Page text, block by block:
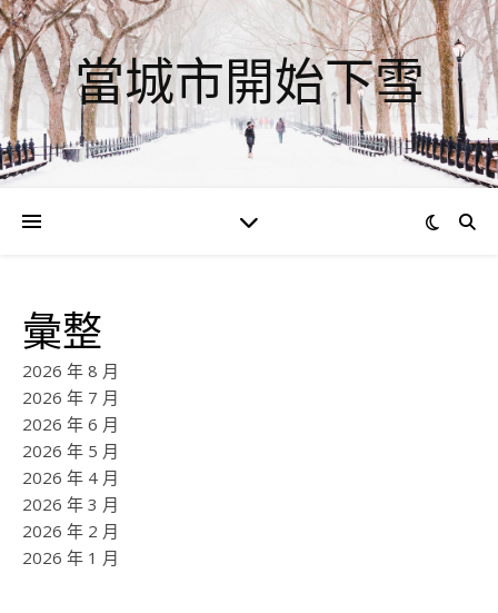
當城市開始下雪
彙整
2026 年 8 月
2026 年 7 月
2026 年 6 月
2026 年 5 月
2026 年 4 月
2026 年 3 月
2026 年 2 月
2026 年 1 月